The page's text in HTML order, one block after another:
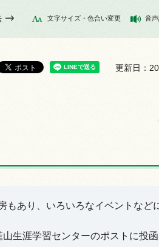
文字サイズ・色合い変更 音
更新日：
あり、いろいろなイベントなど
生涯学習センターのポストに投函